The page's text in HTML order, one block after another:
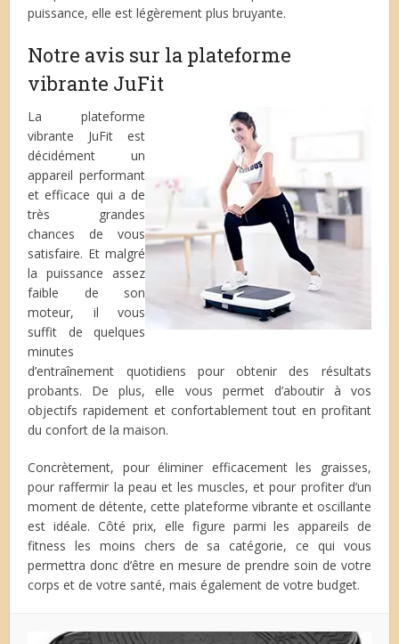
puissance, elle est légèrement plus bruyante.
Notre avis sur la plateforme
vibrante JuFit
La plateforme
vibrante JuFit est
décidément un
appareil performant
et efficace qui a de
très grandes
chances de vous
satisfaire. Et malgré
la puissance assez
faible de son
moteur, il vous
suffit de quelques
minutes
d’entraînement quotidiens pour obtenir des résultats
probants. De plus, elle vous permet d’aboutir à vos
objectifs rapidement et confortablement tout en profitant
du confort de la maison.
Concrètement, pour éliminer efficacement les graisses,
pour raffermir la peau et les muscles, et pour profiter d’un
moment de détente, cette plateforme vibrante et oscillante
est idéale. Côté prix, elle figure parmi les appareils de
fitness les moins chers de sa catégorie, ce qui vous
permettra donc d’être en mesure de prendre soin de votre
corps et de votre santé, mais également de votre budget.